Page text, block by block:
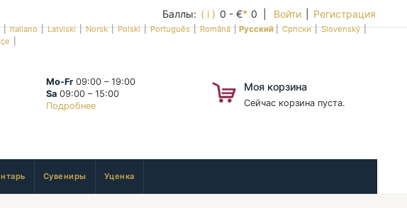
Баллы: ( i ) 0 - €* 0 | Войти Регистрация
|Italiano|Latviski|Norsk|Polski|Português|Română|Русский|Српски|Slovenský|
Mo-Fr09:00 – 19:00
Sa09:00 – 15:00
Подробнее
Моя корзина
Сейчас корзина пуста.
Сувениры Уценка